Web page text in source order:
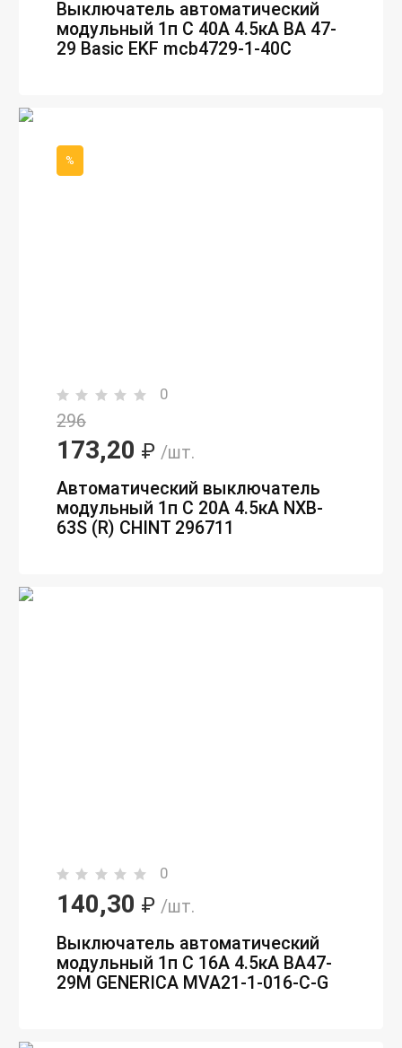
Выключатель автоматический
модульный 1п C 40А 4.5кА ВА 47-
29 Basic EKF mcb4729-1-40C
%
0
296
173,20 ₽ /шт.
Автоматический выключатель
модульный 1п C 20А 4.5кА NXB-
63S (R) CHINT 296711
0
140,30 ₽ /шт.
Выключатель автоматический
модульный 1п C 16А 4.5кА ВА47-
29М GENERICA MVA21-1-016-C-G